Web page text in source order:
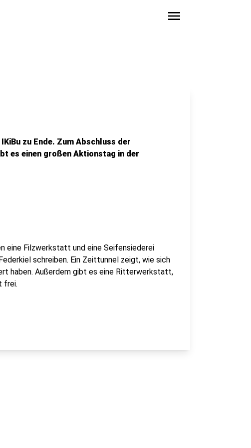
menu
zu Ende. Zum Abschluss der
es einen großen Aktionstag in der
eine Filzwerkstatt und eine Seifensiederei
schreiben. Ein Zeittunnel zeigt, wie sich
haben. Außerdem gibt es eine Ritterwerkstatt,
frei.